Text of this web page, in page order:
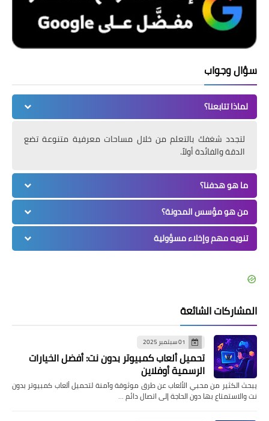
سؤال وجواب
لماذا تتابعنا؟
لتجدد شغفك بالتعلم من خلال مساحات معرفية متنوعة تضع
الدقة والفائدة أولاً.
ما هو هدفنا؟
من هو مؤسس المدونة؟
تنويه مهم وإخلاء مسؤولية
المشاركات الشائعة
01 سبتمبر 2025
تحميل ألعاب كمبيوتر بدون نت: أفضل الخيارات
الرسمية أوفلاين
يبحث الكثير من محبي الألعاب عن طرق موثوقة وآمنة لتحميل ألعاب كمبيوتر بدون
نت والاستمتاع بها دون الحاجة إلى اتصال دائم …